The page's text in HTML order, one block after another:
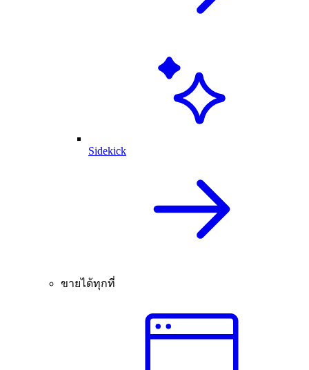
Sidekick
ขายได้ทุกที่